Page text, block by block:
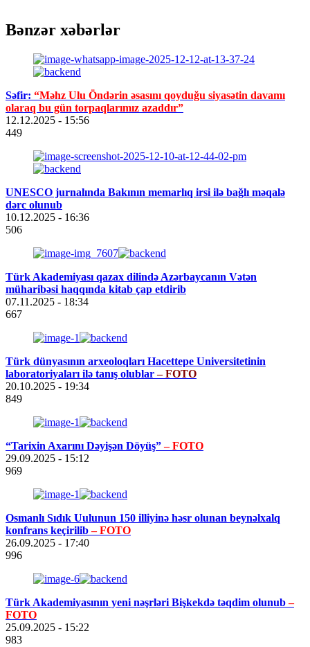
Bənzər xəbərlər
Səfir: “Məhz Ulu Öndərin əsasını qoyduğu siyasətin davamı
olaraq bu gün torpaqlarımız azaddır”
12.12.2025 - 15:56
449
UNESCO jurnalında Bakının memarlıq irsi ilə bağlı məqalə
dərc olunub
10.12.2025 - 16:36
506
Türk Akademiyası qazax dilində Azərbaycanın Vətən
müharibəsi haqqında kitab çap etdirib
07.11.2025 - 18:34
667
Türk dünyasının arxeoloqları Hacettepe Universitetinin
laboratoriyaları ilə tanış olublar– FOTO
20.10.2025 - 19:34
849
“Tarixin Axarını Dəyişən Döyüş”– FOTO
29.09.2025 - 15:12
969
Osmanlı Sıdık Uulunun 150 illiyinə həsr olunan beynəlxalq
konfrans keçirilib– FOTO
26.09.2025 - 17:40
996
Türk Akademiyasının yeni nəşrləri Bişkekdə təqdim olunub–
FOTO
25.09.2025 - 15:22
983